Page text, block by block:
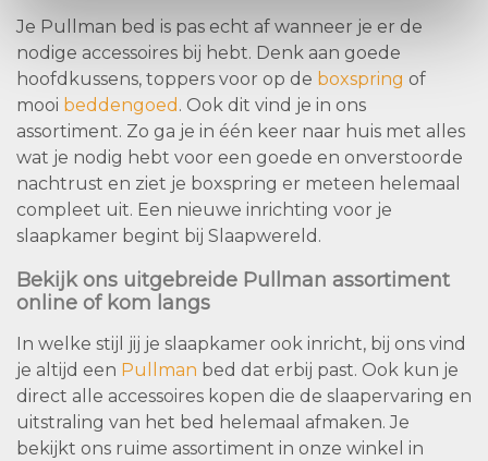
Je Pullman bed is pas echt af wanneer je er de
nodige accessoires bij hebt. Denk aan goede
hoofdkussens, toppers voor op de boxspring of
mooi beddengoed . Ook dit vind je in ons
assortiment. Zo ga je in één keer naar huis met alles
wat je nodig hebt voor een goede en onverstoorde
nachtrust en ziet je boxspring er meteen helemaal
compleet uit. Een nieuwe inrichting voor je
slaapkamer begint bij Slaapwereld.
Bekijk ons uitgebreide Pullman assortiment
online of kom langs
In welke stijl jij je slaapkamer ook inricht, bij ons vind
je altijd een Pullman bed dat erbij past. Ook kun je
direct alle accessoires kopen die de slaapervaring en
uitstraling van het bed helemaal afmaken. Je
bekijkt ons ruime assortiment in onze winkel in